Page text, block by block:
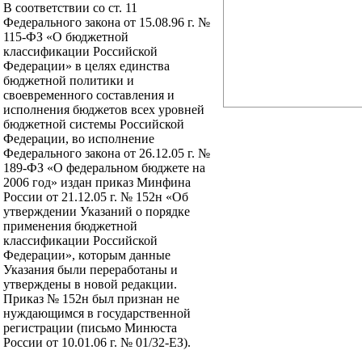
В соответствии со ст. 11
Федерального закона от 15.08.96 г. №
115-ФЗ «О бюджетной
классификации Российской
Федерации» в целях единства
бюджетной политики и
своевременного составления и
исполнения бюджетов всех уровней
бюджетной системы Российской
Федерации, во исполнение
Федерального закона от 26.12.05 г. №
189-ФЗ «О федеральном бюджете на
2006 год» издан приказ Минфина
России от 21.12.05 г. № 152н «Об
утверждении Указаний о порядке
применения бюджетной
классификации Российской
Федерации», которым данные
Указания были переработаны и
утверждены в новой редакции.
Приказ № 152н был признан не
нуждающимся в государственной
регистрации (письмо Минюста
России от 10.01.06 г. № 01/32-ЕЗ).